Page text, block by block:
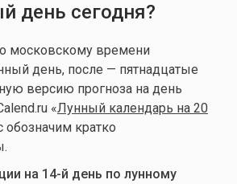
день сегодня?
московскому времени
день, после — пятнадцатые
версию прогноза на день
«Лунный календарь на 20
обозначим кратко
на 14-й день по лунному